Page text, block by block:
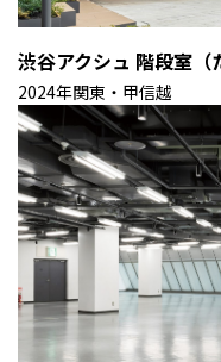
渋谷アクシュ 階段室
2024年関東・甲信越